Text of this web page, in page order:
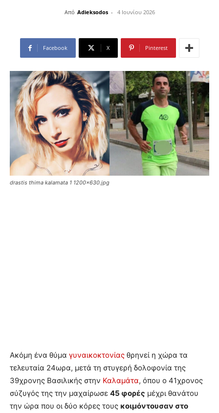
Από Adieksodos - 4 Ιουνίου 2026
Facebook X Pinterest
drastis thima kalamata 1 1200x630.jpg
Ακόμη ένα θύμα γυναικοκτονίας θρηνεί η χώρα τα
τελευταία 24ωρα, μετά τη στυγερή δολοφονία της
39χρονης Βασιλικής στην Καλαμάτα, όπου ο 41χρονος
σύζυγός της την μαχαίρωσε 45 φορές μέχρι θανάτου
την ώρα που οι δύο κόρες τους κοιμόντουσαν στο